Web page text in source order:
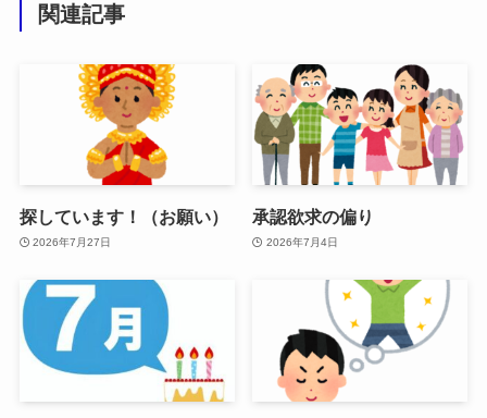
関連記事
探しています！（お願い）
2026年7月27日
承認欲求の偏り
2026年7月4日